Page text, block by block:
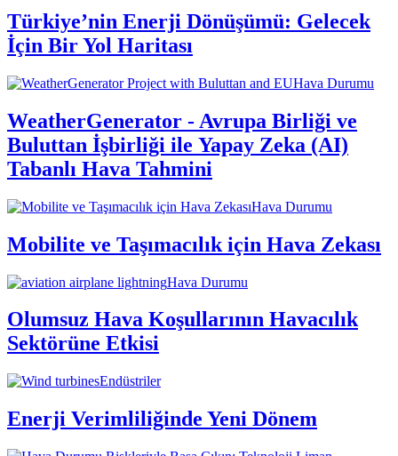
Türkiye’nin Enerji Dönüşümü: Gelecek
İçin Bir Yol Haritası
Hava Durumu
WeatherGenerator - Avrupa Birliği ve
Buluttan İşbirliği ile Yapay Zeka (AI)
Tabanlı Hava Tahmini
Hava Durumu
Mobilite ve Taşımacılık için Hava Zekası
Hava Durumu
Olumsuz Hava Koşullarının Havacılık
Sektörüne Etkisi
Endüstriler
Enerji Verimliliğinde Yeni Dönem